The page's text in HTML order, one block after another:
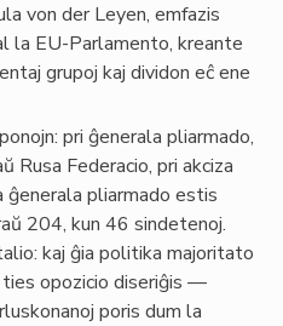
von der Leyen, emfazis
la EU-Parlamento, kreante
grupoj kaj dividon eĉ ene
pri ĝenerala pliarmado,
Rusa Federacio, pri akciza
pliarmado estis
204, kun 46 sindetenoj.
kaj ĝia politika majoritato
opozicio diseriĝis —
poris dum la